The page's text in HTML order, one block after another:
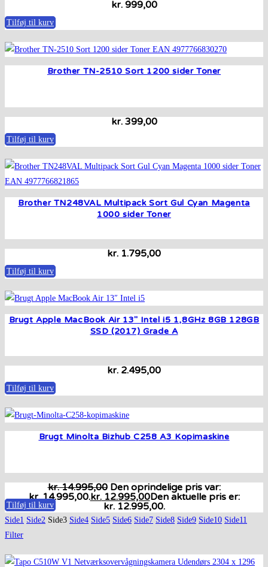
kr.999,00
Tilføj til kurv
Brother TN-2510 Sort 1200 sider Toner
kr.399,00
Tilføj til kurv
Brother TN248VAL Multipack Sort Gul Cyan Magenta
1000 sider Toner
kr. 1.795,00
Tilføj til kurv
Brugt Apple MacBook Air 13″ Intel i5 1,8GHz 8GB 128GB
SSD (2017) Grade A
kr. 2.495,00
Tilføj til kurv
Brugt Minolta Bizhub C258 A3 Kopimaskine
kr.14.995,00 Den oprindelige pris var:
kr. 14.995,00.kr.12.995,00Den aktuelle pris er:
kr. 12.995,00.
Tilføj til kurv
Side1 Side2 Side3 Side4 Side5 Side6 Side7 Side8 Side9 Side10 Side11
Filter